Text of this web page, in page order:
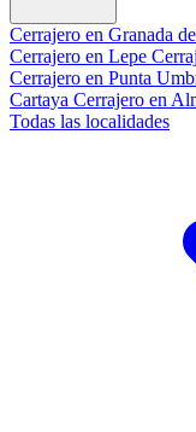
Cerrajero en Granada
Cerrajero en Lepe
Cerrajero en Punta
Cartaya Cerrajero en
Todas las localidades